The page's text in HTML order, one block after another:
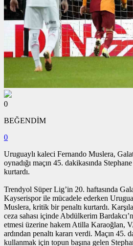
0
BEĞENDİM
0
Uruguaylı kaleci Fernando Muslera,
oynadığı maçın 45. dakikasında
kurtardı.
Trendyol Süper Lig’in 20. haftasında
Kayserispor ile mücadele ederken
Muslera, kritik bir penaltı kurtardı.
ceza sahası içinde Abdülkerim
etmesi üzerine hakem Atilla Karaoğlan,
ardından penaltı kararı verdi. Maçın 45.
kullanmak için topun başına gelen